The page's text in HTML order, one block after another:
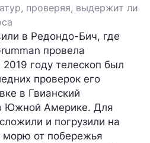
проверяя, выдержит ли
в Редондо-Бич, где
провела
году телескоп был
проверок его
в Гвианский
Южной Америке. Для
и погрузили на
от побережья